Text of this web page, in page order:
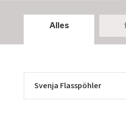
Alles